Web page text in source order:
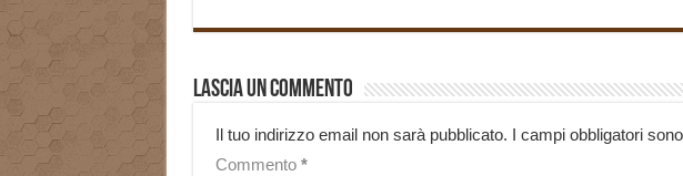
Lascia un commento
Il tuo indirizzo email non sarà pubblicato. I campi obbligatori
Commento *